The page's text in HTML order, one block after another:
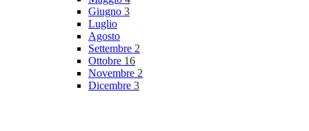
Giugno 3
Luglio
Agosto
Settembre 2
Ottobre 16
Novembre 2
Dicembre 3